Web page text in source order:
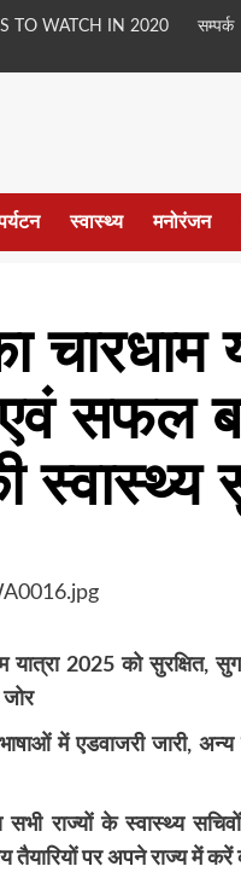
TO WATCH IN 2020 सम्पर्क
स्वास्थ्य मनोरंजन
चारधाम
सफल
स्वास्थ्य
यात्रा 2025 को सुरक्षित,
जोर
में एडवाजरी जारी,
राज्यों के स्वास्थ्य
तैयारियों पर अपने राज्य में करें